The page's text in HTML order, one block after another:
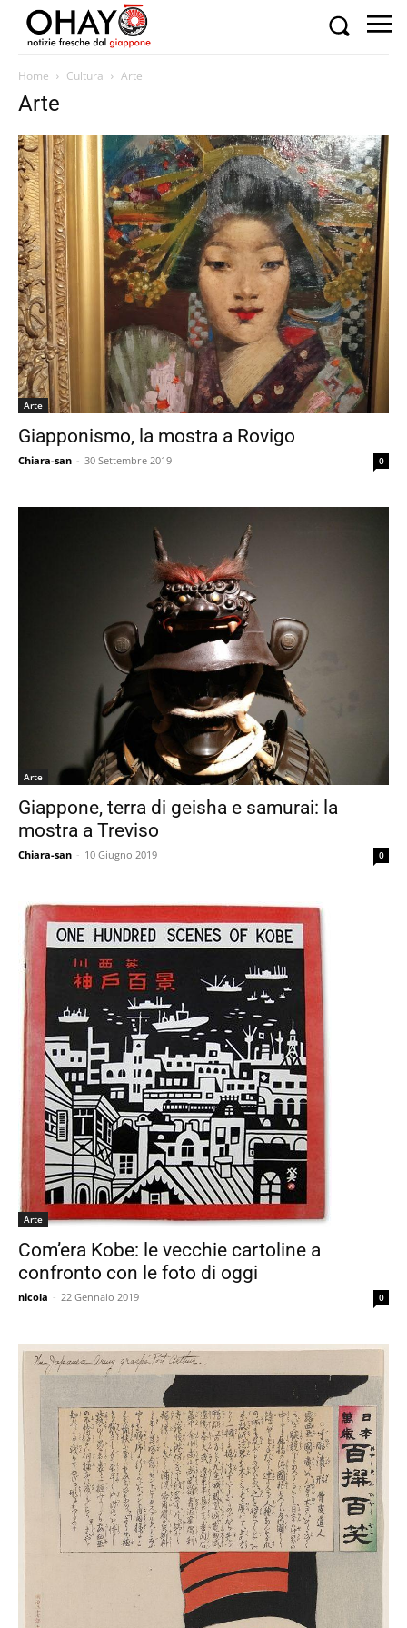
Home Cultura Arte
Arte
Arte
Giapponismo, la mostra a Rovigo
Chiara-san - 30 Settembre 2019 0
Arte
Giappone, terra di geisha e samurai: la
mostra a Treviso
Chiara-san - 10 Giugno 2019 0
Arte
Com’era Kobe: le vecchie cartoline a
confronto con le foto di oggi
nicola - 22 Gennaio 2019 0